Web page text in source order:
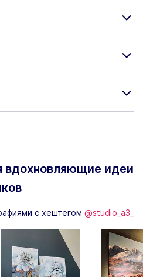
вдохновляющие идеи
с хештегом @studio_a3_